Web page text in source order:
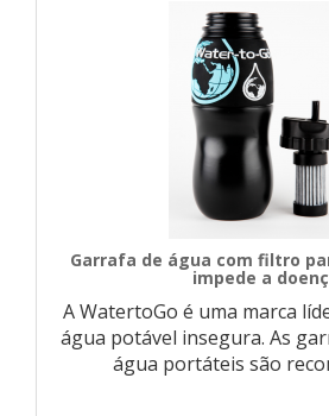
Garrafa de água com filtro
impede a
A WatertoGo é uma marca
água potável insegura. As
água portáteis são